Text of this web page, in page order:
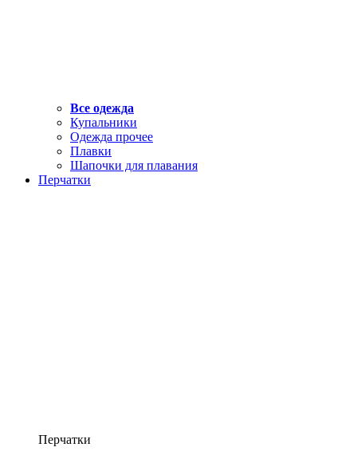
Все одежда
Купальники
Одежда прочее
Плавки
Шапочки для плавания
Перчатки
Перчатки